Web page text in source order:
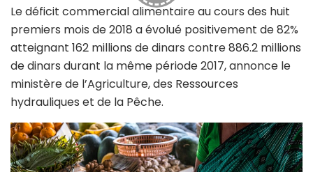
Le déficit commercial alimentaire au cours des huit
premiers mois de 2018 a évolué positivement de 82%
atteignant 162 millions de dinars contre 886.2 millions
de dinars durant la même période 2017, annonce le
ministère de l’Agriculture, des Ressources
hydrauliques et de la Pêche.